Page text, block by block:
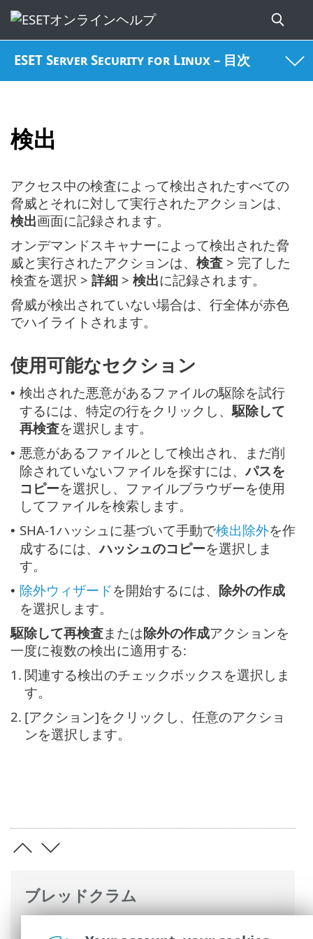
ESET Server Security for Linux – 目次
検出
ブレッドクラム
アクセス中の検査によって検出されたすべての
脅威とそれに対して実行されたアクションは、
検出画面に記録されます。
オンデマンドスキャナーによって検出された脅
威と実行されたアクションは、 検査 > 完了した
検査を選択 > 詳細 > 検出に記録されます。
脅威が検出されていない場合は、行全体が赤色
でハイライトされます。
使用可能なセクション
• 検出された悪意があるファイルの駆除を試行
するには、特定の行をクリックし、駆除して
再検査を選択します。
• 悪意があるファイルとして検出され、まだ削
除されていないファイルを探すには、パスを
コピーを選択し、ファイルブラウザーを使用
してファイルを検索します。
• SHA-1ハッシュに基づいて手動で検出除外を作
成するには、ハッシュのコピーを選択しま
す。
• 除外ウィザードを開始するには、 除外の作成
を選択します。
駆除して再検査または除外の作成アクションを
一度に複数の検出に適用する:
1. 関連する検出のチェックボックスを選択しま
す。
2. [アクション]をクリックし、任意のアクショ
ンを選択します。